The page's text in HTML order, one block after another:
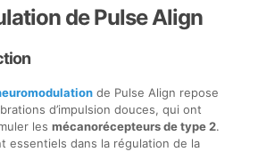
de Pulse Align
de Pulse Align repose
d’impulsion douces, qui ont
les mécanorécepteurs de type 2.
essentiels dans la régulation de la